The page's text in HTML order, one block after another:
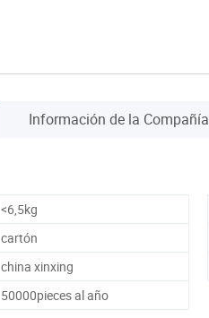
Información de la Compañía
<6,5kg
cartón
china xinxing
50000pieces al año